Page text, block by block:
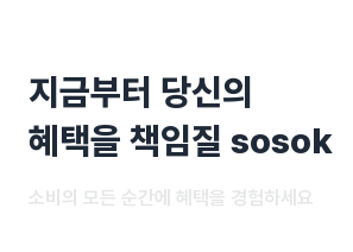
지금부터 당신의
혜택을 책임질 sosok
소비의 모든 순간에 혜택을 경험하세요